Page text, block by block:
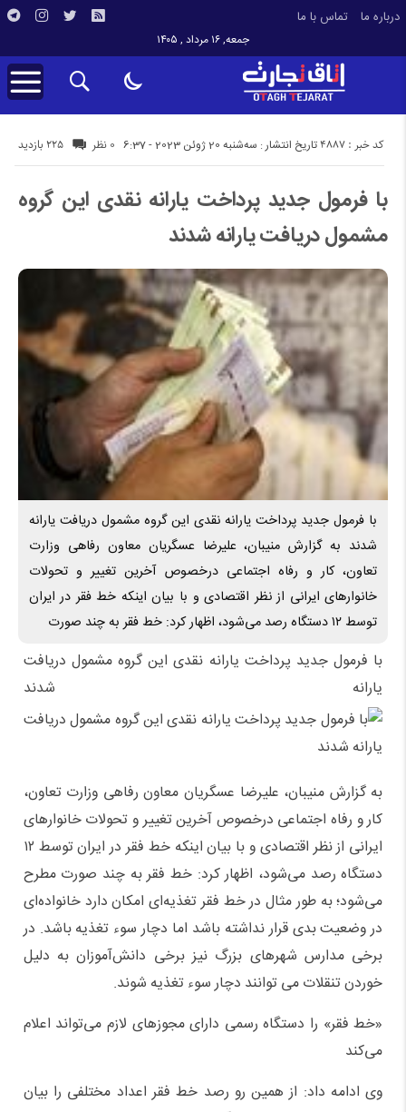
درباره ما تماس با ما
جمعه, ۱۶ مرداد , ۱۴۰۵
تاریخ انتشار : سه‌شنبه 20 ژوئن 2023 - 6:37 225 بازدید کد خبر : 4887 0 نظر
با فرمول جدید پرداخت یارانه نقدی این گروه
مشمول دریافت یارانه شدند
با فرمول جدید پرداخت یارانه نقدی این گروه مشمول دریافت یارانه
شدند به گزارش منیبان، علیرضا عسگریان معاون رفاهی وزارت
تعاون، کار و رفاه اجتماعی درخصوص آخرین تغییر و تحولات
خانوارهای ایرانی از نظر اقتصادی و با بیان اینکه خط فقر در ایران
توسط ۱۲ دستگاه رصد می‌شود، اظهار کرد: خط فقر به چند صورت
با فرمول جدید پرداخت یارانه نقدی این گروه مشمول دریافت
یارانه شدند
به گزارش منیبان، علیرضا عسگریان معاون رفاهی وزارت تعاون،
کار و رفاه اجتماعی درخصوص آخرین تغییر و تحولات خانوارهای
ایرانی از نظر اقتصادی و با بیان اینکه خط فقر در ایران توسط ۱۲
دستگاه رصد می‌شود، اظهار کرد: خط فقر به چند صورت مطرح
می‌شود؛ به طور مثال در خط فقر تغذیه‌ای امکان دارد خانواده‌ای
در وضعیت بدی قرار نداشته باشد اما دچار سوء تغذیه باشد. در
برخی مدارس شهرهای بزرگ نیز برخی دانش‌آموزان به دلیل
خوردن تنقلات می توانند دچار سوء تغذیه شوند.
«خط فقر» را دستگاه رسمی دارای مجوزهای لازم می‌تواند اعلام
می‌کند
وی ادامه داد: از همین رو رصد خط فقر اعداد مختلفی را بیان